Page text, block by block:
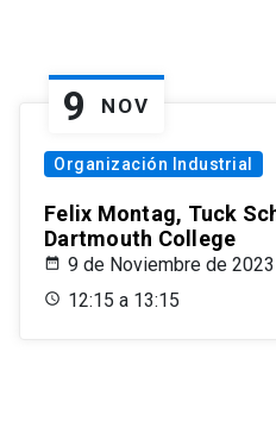
9 NOV
Organización Industrial
Felix Montag, Tuck
Dartmouth College
9 de Noviembre de 2023
12:15 a 13:15